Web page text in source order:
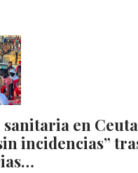
en
incidencias”